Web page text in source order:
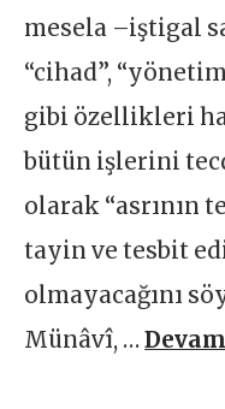
mesela –iştigal
“cihad”,
gibi özellikleri
bütün işlerini
olarak “asrının
tayin ve tesbit
olmayacağını
Münâvî, …